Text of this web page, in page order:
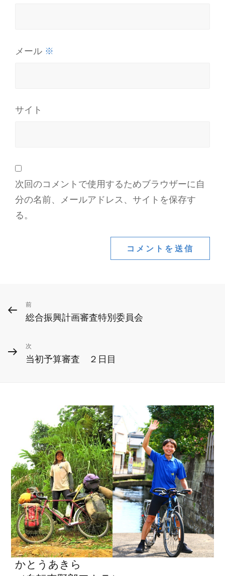
メール ※
サイト
次回のコメントで使用するためブラウザーに自
分の名前、メールアドレス、サイトを保存す
る。
投
稿
ナ
ビ
ン
前
の
稿
前
総合振興計画審査特別委員会
次
の
次
当初予算審査 ２日目
かとうあきら